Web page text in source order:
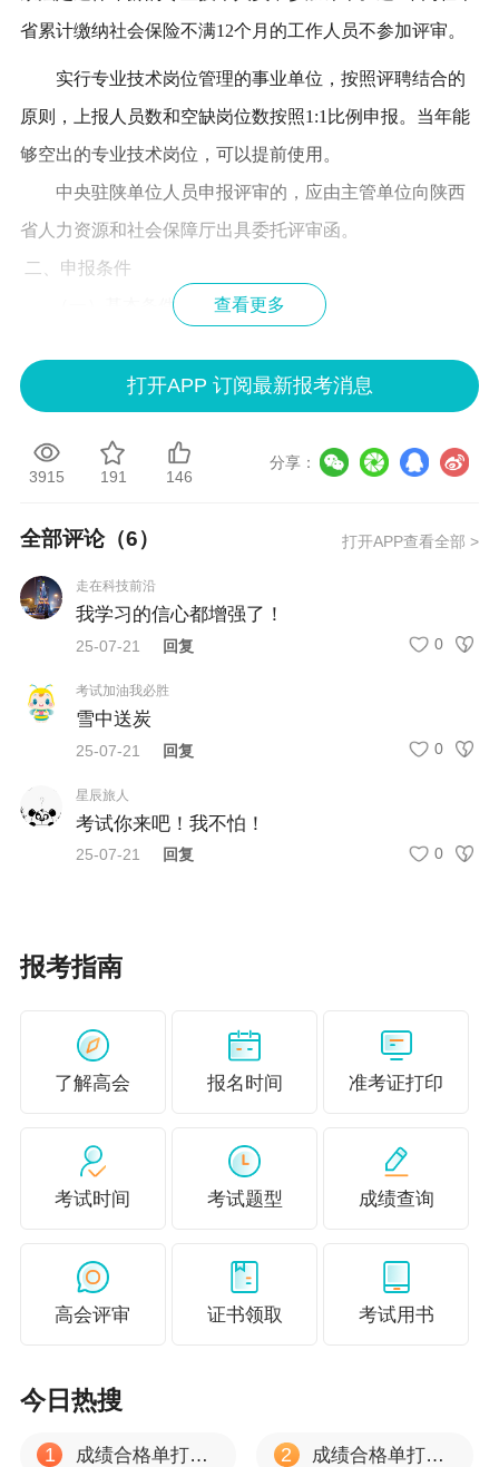
省累计缴纳社会保险不满12个月的工作人员不参加评审。
实行专业技术岗位管理的事业单位，按照评聘结合的
原则，上报人员数和空缺岗位数按照1:1比例申报。当年能
够空出的专业技术岗位，可以提前使用。
中央驻陕单位人员申报评审的，应由主管单位向陕西
省人力资源和社会保障厅出具委托评审函。
二、申报条件
（一）基本条件
度等法律法规。
3.热爱会计工作，具备相应的会计专业知识和业务技
4.按要求完成近5年的继续教育培训学习，其中公需课
5.近5年（2020年至2024年）个人年度考核为合格及以
上等次（未进行年度考核的，由所在单位提供书面证
明）。
（二）申报正高级会计师职称，除具备基本条件外，还
应具备下列条件：
1.学历、资历条件
具有大学本科及以上学历或学士及以上学位，取得高
（1）精通会计专业理论，具有系统、扎实的实践功
系，在会计及相关领域有深入研究，能利用研究成果解决
会计及相关专业工作中重要或关键的问题。
供决策咨询服务。
3.专业技术工作经历条件
（1）连续担任大中型企业（或编制200人以上事业单
位）以下职务2年以上：总会计师、财务总监，或财务会计
（2）连续担任大中型企业（或编制200人以上事业单
位）以下职务3年以上：财务会计工作重要岗位主管，或大
查看更多
打开APP 订阅最新报考消息
3915 191 146
分享：
全部评论（6） 打开APP查看全部 >
走在科技前沿
我学习的信心都增强了！
25-07-21 回复 0
考试加油我必胜
雪中送炭
25-07-21 回复 0
星辰旅人
考试你来吧！我不怕！
25-07-21 回复 0
报考指南
了解高会 报名时间 准考证打印
考试时间 考试题型 成绩查询
高会评审 证书领取 考试用书
今日热搜
1 成绩合格单打印入口 2 成绩合格单打印流程